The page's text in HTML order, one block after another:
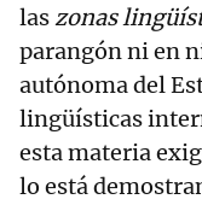
laszonas
parangón ni en
autónoma del
lingüísticas
esta materia
lo está